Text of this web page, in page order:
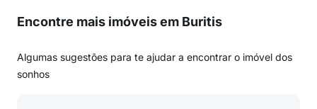
Encontre mais imóveis em Buritis
Algumas sugestões para te ajudar a encontrar o imóvel dos
sonhos